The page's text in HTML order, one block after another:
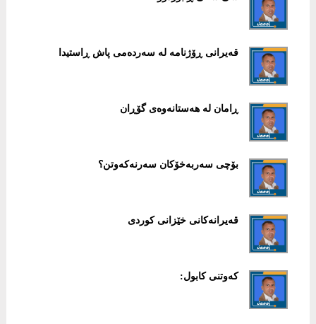
قەیرانی ڕۆژنامە لە سەردەمی پاش ڕاستیدا
ڕامان لە هەستانەوەی گۆڕان
بۆچی سەربەخۆکان سەرنەکەوتن؟
قەیرانەکانی خێزانی کوردی
کەوتنی کابول: